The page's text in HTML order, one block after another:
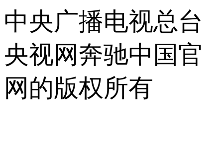
中央广播电视总台
央视网奔驰中国官
网的版权所有